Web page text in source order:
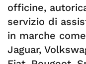
officine,
servizio di
in marche
Jaguar,